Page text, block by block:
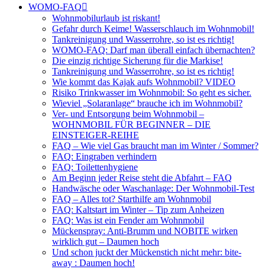
WOMO-FAQ
Wohnmobilurlaub ist riskant!
Gefahr durch Keime! Wasserschlauch im Wohnmobil!
Tankreinigung und Wasserrohre, so ist es richtig!
WOMO-FAQ: Darf man überall einfach übernachten?
Die einzig richtige Sicherung für die Markise!
Tankreinigung und Wasserrohre, so ist es richtig!
Wie kommt das Kajak aufs Wohnmobil? VIDEO
Risiko Trinkwasser im Wohnmobil: So geht es sicher.
Wieviel „Solaranlage“ brauche ich im Wohnmobil?
Ver- und Entsorgung beim Wohnmobil –
WOHNMOBIL FÜR BEGINNER – DIE
EINSTEIGER-REIHE
FAQ – Wie viel Gas braucht man im Winter / Sommer?
FAQ: Eingraben verhindern
FAQ: Toilettenhygiene
Am Beginn jeder Reise steht die Abfahrt – FAQ
Handwäsche oder Waschanlage: Der Wohnmobil-Test
FAQ – Alles tot? Starthilfe am Wohnmobil
FAQ: Kaltstart im Winter – Tip zum Anheizen
FAQ: Was ist ein Fender am Wohnmobil
Mückenspray: Anti-Brumm und NOBITE wirken
wirklich gut – Daumen hoch
Und schon juckt der Mückenstich nicht mehr: bite-
away : Daumen hoch!